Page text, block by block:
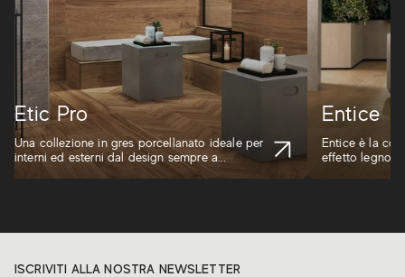
Etic Pro
Una collezione in gres porcellanato ideale per
interni ed esterni dal design sempre a...
Entice
Entice è la
effetto legno
ISCRIVITI ALLA NOSTRA NEWSLETTER